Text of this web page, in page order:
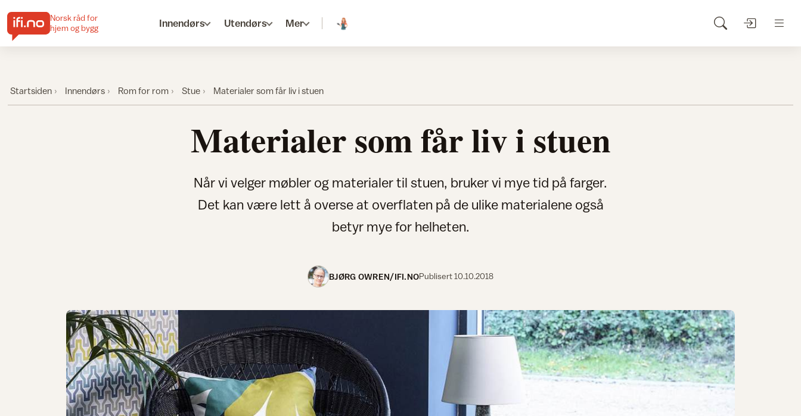
Norsk råd for
hjem og bygg
Innendørs Utendørs Mer
Startsiden Innendørs Rom for rom Stue Materialer som får liv i stuen
Materialer som får liv i stuen
Når vi velger møbler og materialer til stuen, bruker vi mye tid på farger.
Det kan være lett å overse at overflaten på de ulike materialene også
betyr mye for helheten.
BJØRG OWREN/IFI.NOPublisert10.10.2018